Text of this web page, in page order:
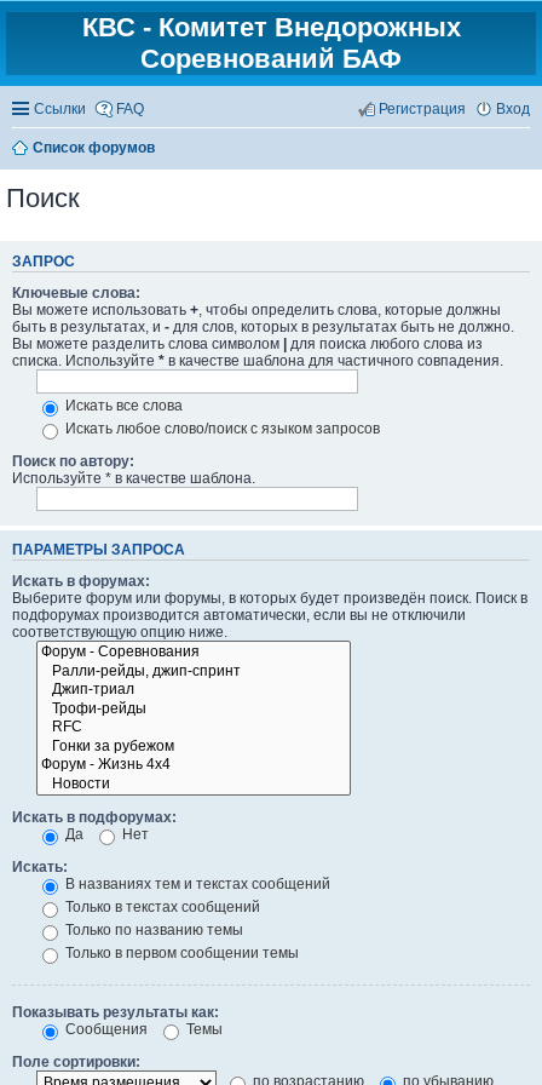
КВС - Комитет Внедорожных
Соревнований БАФ
Ссылки FAQ Вход
Регистрация
Список форумов
Поиск
ЗАПРОС
Ключевые слова:
Вы можете использовать + , чтобы определить слова, которые должны
быть в результатах, и - для слов, которых в результатах быть не должно.
Вы можете разделить слова символом | для поиска любого слова из
списка. Используйте * в качестве шаблона для частичного совпадения.
Искать все слова
Искать любое слово/поиск с языком запросов
Поиск по автору:
Используйте * в качестве шаблона.
ПАРАМЕТРЫ ЗАПРОСА
Искать в форумах:
Выберите форум или форумы, в которых будет произведён поиск. Поиск в
подфорумах производится автоматически, если вы не отключили
соответствующую опцию ниже.
Искать в подфорумах:
Да
Нет
Искать:
В названиях тем и текстах сообщений
Только в текстах сообщений
Только по названию темы
Только в первом сообщении темы
Показывать результаты как:
Сообщения
Темы
Поле сортировки: